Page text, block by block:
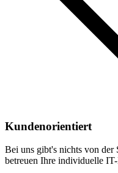
Kundenorientiert
Bei uns gibt's nichts von
betreuen Ihre individuelle